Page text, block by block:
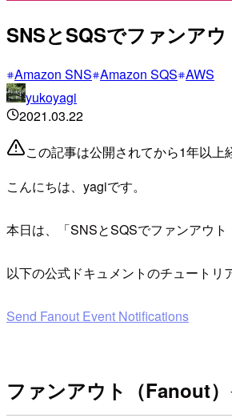
SNSとSQSでファンア
Amazon SNS Amazon SQS AWS
yukoyagi
2021.03.22
この記事は公開されてから1年以
こんにちは、yagiです。
本日は、「SNSとSQSでファンアウ
以下の公式ドキュメントのチュート
Send Fanout Event Notifications
ファンアウト（Fanout